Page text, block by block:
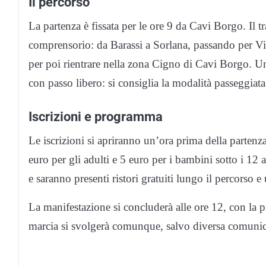
La partenza è fissata per le ore 9 da Cavi Borgo. Il
comprensorio: da Barassi a Sorlana, passando per
per poi rientrare nella zona Cigno di Cavi Borgo.
con passo libero: si consiglia la modalità
Iscrizioni e programma
Le iscrizioni si apriranno un’ora prima della
euro per gli adulti e 5 euro per i bambini sotto i 12
e saranno presenti ristori gratuiti lungo il percorso e
La manifestazione si concluderà alle ore 12, con la
marcia si svolgerà comunque, salvo diversa